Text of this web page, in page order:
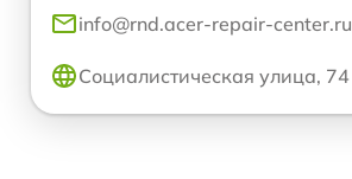
info@rnd.acer-repair-center.ru
Социалистическая улица, 74